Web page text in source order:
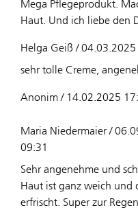
Mega Pflegeprodukt.
Haut. Und ich liebe den
Helga Geiß /
sehr tolle Creme,
Anonim / 14.02.2025
Maria Niedermaier /
09:31
Sehr angenehme und
Haut ist ganz weich und
erfrischt. Super zur